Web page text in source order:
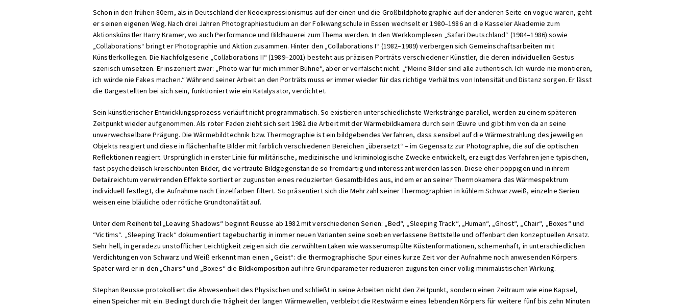
Schon in den frühen 80ern, als in Deutschland der Neoexpressionismus auf der einen und die Großbildphotographie auf der anderen Seite en vogue waren, geht
er seinen eigenen Weg. Nach drei Jahren Photographiestudium an der Folkwangschule in Essen wechselt er 1980–1986 an die Kasseler Akademie zum
Aktionskünstler Harry Kramer, wo auch Performance und Bildhauerei zum Thema werden. In den Werkkomplexen „Safari Deutschland“ (1984–1986) sowie
„Collaborations“ bringt er Photographie und Aktion zusammen. Hinter den „Collaborations I“ (1982–1989) verbergen sich Gemeinschaftsarbeiten mit
Künstlerkollegen. Die Nachfolgeserie „Collaborations II“ (1989–2001) besteht aus präzisen Porträts verschiedener Künstler, die deren individuellen Gestus
szenisch umsetzen. Er inszeniert zwar: „Photo war für mich immer Bühne“, aber er verfälscht nicht. „“Meine Bilder sind alle authentisch. Ich würde nie montieren,
ich würde nie Fakes machen.“ Während seiner Arbeit an den Porträts muss er immer wieder für das richtige Verhältnis von Intensität und Distanz sorgen. Er lässt
die Dargestellten bei sich sein, funktioniert wie ein Katalysator, verdichtet.
Sein künstlerischer Entwicklungsprozess verläuft nicht programmatisch. So existieren unterschiedlichste Werkstränge parallel, werden zu einem späteren
Zeitpunkt wieder aufgenommen. Als roter Faden zieht sich seit 1982 die Arbeit mit der Wärmebildkamera durch sein Œuvre und gibt ihm von da an seine
unverwechselbare Prägung. Die Wärmebildtechnik bzw. Thermographie ist ein bildgebendes Verfahren, dass sensibel auf die Wärmestrahlung des jeweiligen
Objekts reagiert und diese in flächenhafte Bilder mit farblich verschiedenen Bereichen „übersetzt“ – im Gegensatz zur Photographie, die auf die optischen
Reflektionen reagiert. Ursprünglich in erster Linie für militärische, medizinische und kriminologische Zwecke entwickelt, erzeugt das Verfahren jene typischen,
fast psychedelisch kreischbunten Bilder, die vertraute Bildgegenstände so fremdartig und interessant werden lassen. Diese eher poppigen und in ihrem
Detailreichtum verwirrenden Effekte sortiert er zugunsten eines reduzierten Gesamtbildes aus, indem er an seiner Thermokamera das Wärmespektrum
individuell festlegt, die Aufnahme nach Einzelfarben filtert. So präsentiert sich die Mehrzahl seiner Thermographien in kühlem Schwarzweiß, einzelne Serien
weisen eine bläuliche oder rötliche Grundtonalität auf.
Unter dem Reihentitel „Leaving Shadows“ beginnt Reusse ab 1982 mit verschiedenen Serien: „Bed“, „Sleeping Track“, „Human“, „Ghost“, „Chair“, „Boxes“ und
“Victims“. „Sleeping Track“ dokumentiert tagebuchartig in immer neuen Varianten seine soeben verlassene Bettstelle und offenbart den konzeptuellen Ansatz.
Sehr hell, in geradezu unstofflicher Leichtigkeit zeigen sich die zerwühlten Laken wie wasserumspülte Küstenformationen, schemenhaft, in unterschiedlichen
Verdichtungen von Schwarz und Weiß erkennt man einen „Geist“: die thermographische Spur eines kurze Zeit vor der Aufnahme noch anwesenden Körpers.
Später wird er in den „Chairs“ und „Boxes“ die Bildkomposition auf ihre Grundparameter reduzieren zugunsten einer völlig minimalistischen Wirkung.
Stephan Reusse protokolliert die Abwesenheit des Physischen und schließt in seine Arbeiten nicht den Zeitpunkt, sondern einen Zeitraum wie eine Kapsel,
einen Speicher mit ein. Bedingt durch die Trägheit der langen Wärmewellen, verbleibt die Restwärme eines lebenden Körpers für weitere fünf bis zehn Minuten